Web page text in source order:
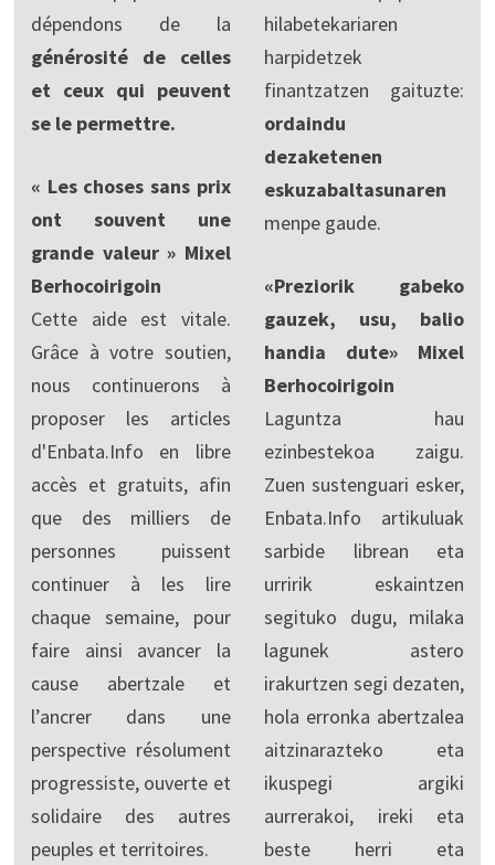
dépendons de la
générosité de celles
et ceux qui peuvent
se le permettre.
« Les choses sans prix
ont souvent une
grande valeur » Mixel
Berhocoirigoin
Cette aide est vitale.
Grâce à votre soutien,
nous continuerons à
proposer les articles
d'Enbata.Info en libre
accès et gratuits, afin
que des milliers de
personnes puissent
continuer à les lire
chaque semaine, pour
faire ainsi avancer la
cause abertzale et
l’ancrer dans une
perspective résolument
progressiste, ouverte et
solidaire des autres
peuples et territoires.
hilabetekariaren
harpidetzek
finantzatzen gaituzte:
ordaindu
dezaketenen
eskuzabaltasunaren
menpe gaude.
«Preziorik gabeko
gauzek, usu, balio
handia dute» Mixel
Berhocoirigoin
Laguntza hau
ezinbestekoa zaigu.
Zuen sustenguari esker,
Enbata.Info artikuluak
sarbide librean eta
urririk eskaintzen
segituko dugu, milaka
lagunek astero
irakurtzen segi dezaten,
hola erronka abertzalea
aitzinarazteko eta
ikuspegi argiki
aurrerakoi, ireki eta
beste herri eta